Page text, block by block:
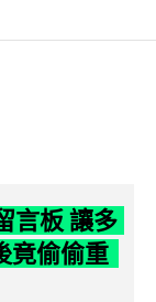
言板 讓多
竟偷偷重